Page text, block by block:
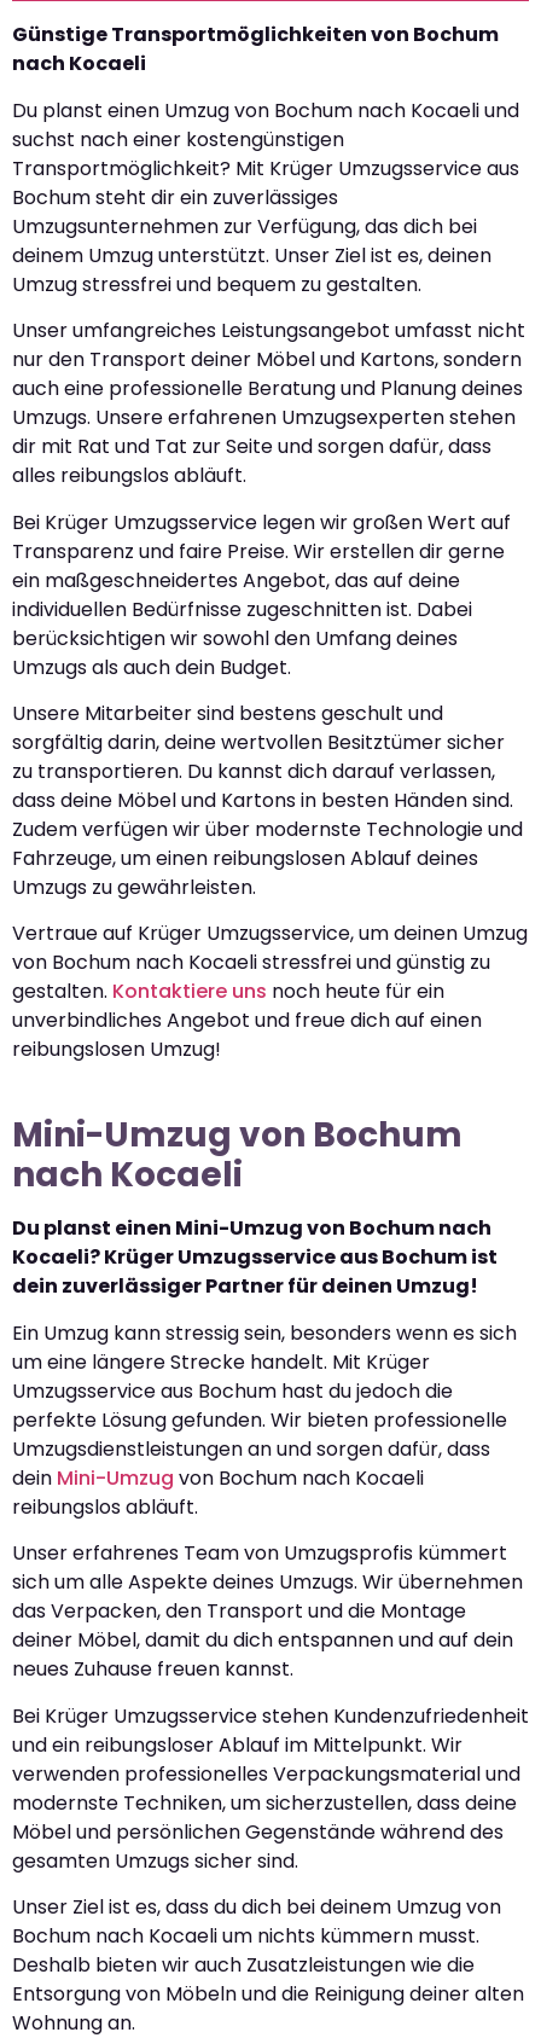
Günstige Transportmöglichkeiten von Bochum
nach Kocaeli
Du planst einen Umzug von Bochum nach Kocaeli und
suchst nach einer kostengünstigen
Transportmöglichkeit? Mit Krüger Umzugsservice aus
Bochum steht dir ein zuverlässiges
Umzugsunternehmen zur Verfügung, das dich bei
deinem Umzug unterstützt. Unser Ziel ist es, deinen
Umzug stressfrei und bequem zu gestalten.
Unser umfangreiches Leistungsangebot umfasst nicht
nur den Transport deiner Möbel und Kartons, sondern
auch eine professionelle Beratung und Planung deines
Umzugs. Unsere erfahrenen Umzugsexperten stehen
dir mit Rat und Tat zur Seite und sorgen dafür, dass
alles reibungslos abläuft.
Bei Krüger Umzugsservice legen wir großen Wert auf
Transparenz und faire Preise. Wir erstellen dir gerne
ein maßgeschneidertes Angebot, das auf deine
individuellen Bedürfnisse zugeschnitten ist. Dabei
berücksichtigen wir sowohl den Umfang deines
Umzugs als auch dein Budget.
Unsere Mitarbeiter sind bestens geschult und
sorgfältig darin, deine wertvollen Besitztümer sicher
zu transportieren. Du kannst dich darauf verlassen,
dass deine Möbel und Kartons in besten Händen sind.
Zudem verfügen wir über modernste Technologie und
Fahrzeuge, um einen reibungslosen Ablauf deines
Umzugs zu gewährleisten.
Vertraue auf Krüger Umzugsservice, um deinen Umzug
von Bochum nach Kocaeli stressfrei und günstig zu
gestalten. Kontaktiere uns noch heute für ein
unverbindliches Angebot und freue dich auf einen
reibungslosen Umzug!
Mini-Umzug von Bochum
nach Kocaeli
Du planst einen Mini-Umzug von Bochum nach
Kocaeli? Krüger Umzugsservice aus Bochum ist
dein zuverlässiger Partner für deinen Umzug!
Ein Umzug kann stressig sein, besonders wenn es sich
um eine längere Strecke handelt. Mit Krüger
Umzugsservice aus Bochum hast du jedoch die
perfekte Lösung gefunden. Wir bieten professionelle
Umzugsdienstleistungen an und sorgen dafür, dass
dein Mini-Umzug von Bochum nach Kocaeli
reibungslos abläuft.
Unser erfahrenes Team von Umzugsprofis kümmert
sich um alle Aspekte deines Umzugs. Wir übernehmen
das Verpacken, den Transport und die Montage
deiner Möbel, damit du dich entspannen und auf dein
neues Zuhause freuen kannst.
Bei Krüger Umzugsservice stehen Kundenzufriedenheit
und ein reibungsloser Ablauf im Mittelpunkt. Wir
verwenden professionelles Verpackungsmaterial und
modernste Techniken, um sicherzustellen, dass deine
Möbel und persönlichen Gegenstände während des
gesamten Umzugs sicher sind.
Unser Ziel ist es, dass du dich bei deinem Umzug von
Bochum nach Kocaeli um nichts kümmern musst.
Deshalb bieten wir auch Zusatzleistungen wie die
Entsorgung von Möbeln und die Reinigung deiner alten
Wohnung an.